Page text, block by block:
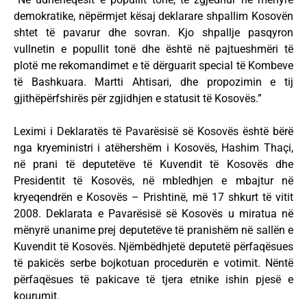
demokratike, nëpërmjet kësaj deklarare shpallim Kosovën
shtet të pavarur dhe sovran. Kjo shpallje pasqyron
vullnetin e popullit tonë dhe është në pajtueshmëri të
plotë me rekomandimet e të dërguarit special të Kombeve
të Bashkuara. Martti Ahtisari, dhe propozimin e tij
gjithëpërfshirës për zgjidhjen e statusit të Kosovës.”
Leximi i Deklaratës të Pavarësisë së Kosovës është bërë
nga kryeministri i atëhershëm i Kosovës, Hashim Thaçi,
në prani të deputetëve të Kuvendit të Kosovës dhe
Presidentit të Kosovës, në mbledhjen e mbajtur në
kryeqendrën e Kosovës – Prishtinë, më 17 shkurt të vitit
2008. Deklarata e Pavarësisë së Kosovës u miratua në
mënyrë unanime prej deputetëve të pranishëm në sallën e
Kuvendit të Kosovës. Njëmbëdhjetë deputetë përfaqësues
të pakicës serbe bojkotuan procedurën e votimit. Nëntë
përfaqësues të pakicave të tjera etnike ishin pjesë e
kourumit.